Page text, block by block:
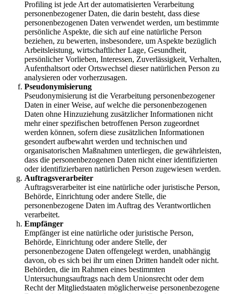
Profiling ist jede Art der automatisierten Verarbeitung
personenbezogener Daten, die darin besteht, dass diese
personenbezogenen Daten verwendet werden, um bestimmte
persönliche Aspekte, die sich auf eine natürliche Person
beziehen, zu bewerten, insbesondere, um Aspekte bezüglich
Arbeitsleistung, wirtschaftlicher Lage, Gesundheit,
persönlicher Vorlieben, Interessen, Zuverlässigkeit, Verhalten,
Aufenthaltsort oder Ortswechsel dieser natürlichen Person zu
analysieren oder vorherzusagen.
Pseudonymisierung
Pseudonymisierung ist die Verarbeitung personenbezogener
Daten in einer Weise, auf welche die personenbezogenen
Daten ohne Hinzuziehung zusätzlicher Informationen nicht
mehr einer spezifischen betroffenen Person zugeordnet
werden können, sofern diese zusätzlichen Informationen
gesondert aufbewahrt werden und technischen und
organisatorischen Maßnahmen unterliegen, die gewährleisten,
dass die personenbezogenen Daten nicht einer identifizierten
oder identifizierbaren natürlichen Person zugewiesen werden.
Auftragsverarbeiter
Auftragsverarbeiter ist eine natürliche oder juristische Person,
Behörde, Einrichtung oder andere Stelle, die
personenbezogene Daten im Auftrag des Verantwortlichen
verarbeitet.
Empfänger
Empfänger ist eine natürliche oder juristische Person,
Behörde, Einrichtung oder andere Stelle, der
personenbezogene Daten offengelegt werden, unabhängig
davon, ob es sich bei ihr um einen Dritten handelt oder nicht.
Behörden, die im Rahmen eines bestimmten
Untersuchungsauftrags nach dem Unionsrecht oder dem
Recht der Mitgliedstaaten möglicherweise personenbezogene